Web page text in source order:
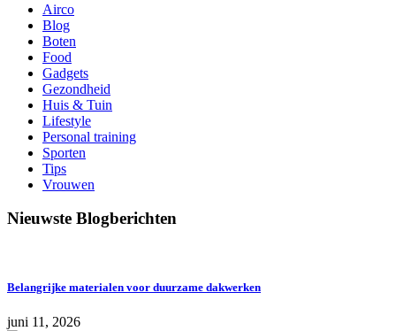
Airco
Blog
Boten
Food
Gadgets
Gezondheid
Huis & Tuin
Lifestyle
Personal training
Sporten
Tips
Vrouwen
Nieuwste Blogberichten
Belangrijke materialen voor duurzame dakwerken
juni 11, 2026